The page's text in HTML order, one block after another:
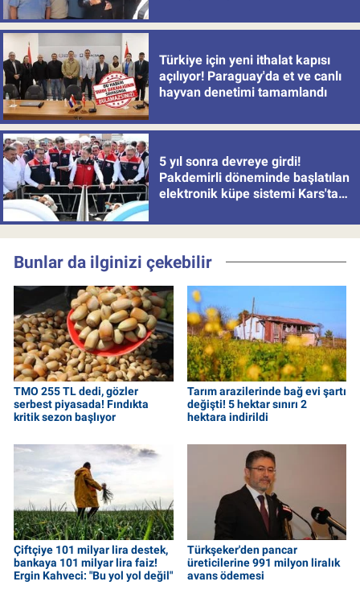
Türkiye için yeni ithalat kapısı
açılıyor! Paraguay'da et ve canlı
hayvan denetimi tamamlandı
5 yıl sonra devreye girdi!
Pakdemirli döneminde başlatılan
elektronik küpe sistemi Kars'tan
Bunlar da ilginizi çekebilir
TMO 255 TL dedi, gözler
serbest piyasada! Fındıkta
kritik sezon başlıyor
Tarım arazilerinde bağ evi şartı
değişti! 5 hektar sınırı 2
hektara indirildi
Çiftçiye 101 milyar lira destek,
bankaya 101 milyar lira faiz!
Ergin Kahveci: "Bu yol yol değil"
Türkşeker'den pancar
üreticilerine 991 milyon liralık
avans ödemesi